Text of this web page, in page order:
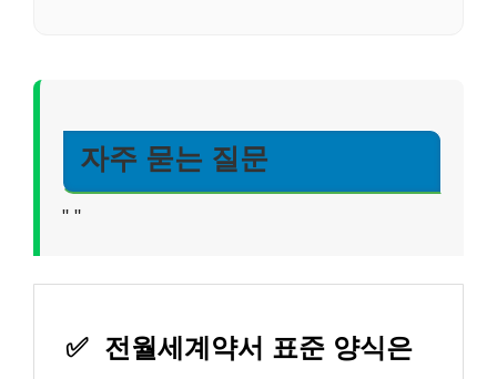
자주 묻는 질문
" "
✅ 전월세계약서 표준 양식은